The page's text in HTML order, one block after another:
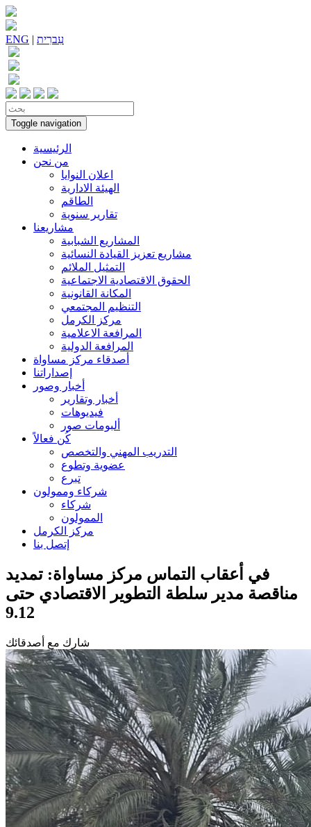
ENG | עִברִית
Toggle navigation
الرئيسية
من نحن
اعلان النوايا
الهيئة الادارية
الطاقم
تقارير سنوية
مشاريعنا
المشاريع الشبابية
مشاريع تعزيز القيادة النسائية
التمثيل الملائم
الحقوق الاقتصادية الاجتماعية
المكانة القانونية
التنظيم المجتمعي
مركز الكرمل
المرافعة الاعلامية
المرافعة الدولية
أصدقاء مركز مساواة
إصداراتنا
أخبار وصور
أخبار وتقارير
فيديوهات
ألبومات صور
كُن فعالاً
التدريب المهني والتخصص
عضوية وتطوع
تبرع
شركاء وممولون
شركاء
الممولون
مركز الكرمل
إتصل بنا
في أعقاب التماس مركز مساواة: تمديد
مناقصة مدير سلطة التطوير الاقتصادي حتى
9.12
شارك مع أصدقائك